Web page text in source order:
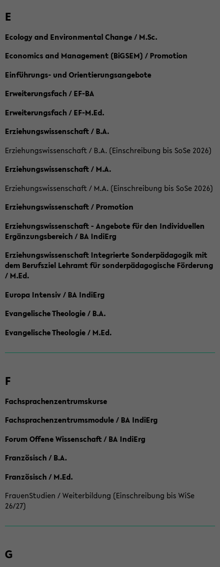
E
Ecology and Environmental Change / M.Sc.
Economics and Management (BiGSEM) / Promotion
Einführungs- und Orientierungsangebote
Erweiterungsfach / EF-BA
Erweiterungsfach / EF-M.Ed.
Erziehungswissenschaft / B.A.
Erziehungswissenschaft / B.A. (Einschreibung bis SoSe 2026)
Erziehungswissenschaft / M.A.
Erziehungswissenschaft / M.A. (Einschreibung bis SoSe 2026)
Erziehungswissenschaft / Promotion
Erziehungswissenschaft - Angebote für den Individuellen
Ergänzungsbereich / BA IndiErg
Erziehungswissenschaft Integrierte Sonderpädagogik mit
dem Berufsziel Lehramt für sonderpädagogische Förderung
/ M.Ed.
Europa Intensiv / BA IndiErg
Evangelische Theologie / B.A.
Evangelische Theologie / M.Ed.
F
Fachsprachenzentrumskurse
Fachsprachenzentrumsmodule / BA IndiErg
Forum Offene Wissenschaft / BA IndiErg
Französisch / B.A.
Französisch / M.Ed.
FrauenStudien / Weiterbildung (Einschreibung bis WiSe
26/27)
G